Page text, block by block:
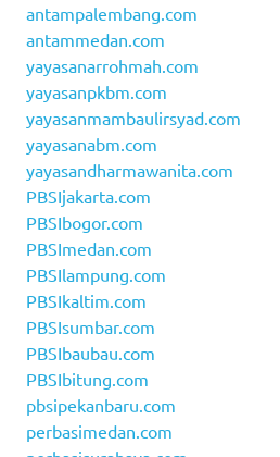
antampalembang.com
antammedan.com
yayasanarrohmah.com
yayasanpkbm.com
yayasanmambaulirsyad.com
yayasanabm.com
yayasandharmawanita.com
PBSIjakarta.com
PBSIbogor.com
PBSImedan.com
PBSIlampung.com
PBSIkaltim.com
PBSIsumbar.com
PBSIbaubau.com
PBSIbitung.com
pbsipekanbaru.com
perbasimedan.com